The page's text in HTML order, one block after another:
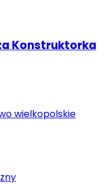
Konstruktorka
wielkopolskie